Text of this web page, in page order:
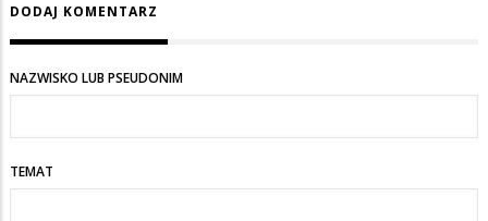
DODAJ KOMENTARZ
NAZWISKO LUB PSEUDONIM
TEMAT